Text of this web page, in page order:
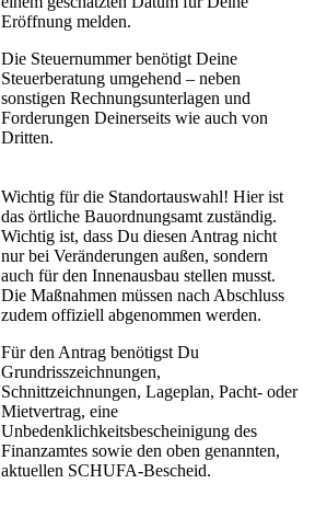
Eröffnung melden.
Die Steuernummer benötigt Deine
Steuerberatung umgehend – neben
sonstigen Rechnungsunterlagen und
Forderungen Deinerseits wie auch von
Dritten.
Wichtig für die Standortauswahl! Hier ist
das örtliche Bauordnungsamt zuständig.
Wichtig ist, dass Du diesen Antrag nicht
nur bei Veränderungen außen, sondern
auch für den Innenausbau stellen musst.
Die Maßnahmen müssen nach Abschluss
zudem offiziell abgenommen werden.
Für den Antrag benötigst Du
Grundrisszeichnungen,
Schnittzeichnungen, Lageplan, Pacht- oder
Mietvertrag, eine
Unbedenklichkeitsbescheinigung des
Finanzamtes sowie den oben genannten,
aktuellen SCHUFA-Bescheid.